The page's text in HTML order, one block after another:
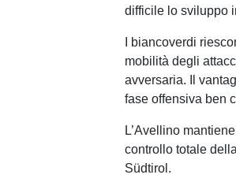
difficile lo sviluppo
I biancoverdi
mobilità degli
avversaria. Il
fase offensiva ben
L’Avellino
controllo totale
Südtirol.